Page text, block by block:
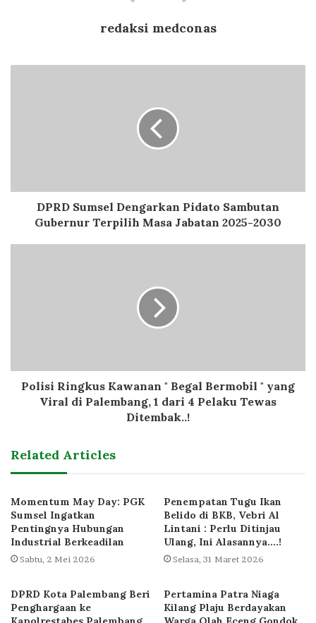
redaksi medconas
DPRD Sumsel Dengarkan Pidato Sambutan
Gubernur Terpilih Masa Jabatan 2025-2030
Polisi Ringkus Kawanan " Begal Bermobil " yang
Viral di Palembang, 1 dari 4 Pelaku Tewas
Ditembak..!
Related Articles
Momentum May Day: PGK
Sumsel Ingatkan
Pentingnya Hubungan
Industrial Berkeadilan
Sabtu, 2 Mei 2026
Penempatan Tugu Ikan
Belido di BKB, Vebri Al
Lintani : Perlu Ditinjau
Ulang, Ini Alasannya….!
Selasa, 31 Maret 2026
DPRD Kota Palembang Beri
Penghargaan ke
Pertamina Patra Niaga
Kilang Plaju Berdayakan